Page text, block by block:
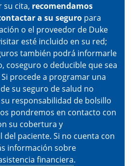
su cita, recomendamos
a su seguro para
o el proveedor de Duke
esté incluido en su red;
también podrá informarle
coseguro o deducible que sea
procede a programar una
su seguro de salud no
responsabilidad de bolsillo
pondremos en contacto con
su cobertura y
del paciente. Si no cuenta con
información sobre
financiera.